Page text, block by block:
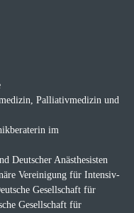
Palliativmedizin und
im
Deutscher Anästhesisten
Vereinigung für Intensiv-
Gesellschaft für
Gesellschaft für